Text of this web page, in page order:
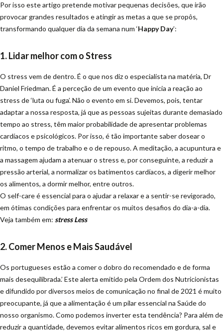
Por isso este artigo pretende motivar pequenas decisões, que irão
provocar grandes resultados e atingir as metas a que se propôs,
transformando qualquer dia da semana num ‘Happy Day’:
1. Lidar melhor com o Stress
O stress vem de dentro. É o que nos diz o especialista na matéria, Dr
Daniel Friedman. É a perceção de um evento que inicia a reação ao
stress de ‘luta ou fuga’. Não o evento em si. Devemos, pois, tentar
adaptar a nossa resposta, já que as pessoas sujeitas durante demasiado
tempo ao stress, têm maior probabilidade de apresentar problemas
cardíacos e psicológicos. Por isso, é tão importante saber dosear o
ritmo, o tempo de trabalho e o de repouso. A meditação, a acupuntura e
a massagem ajudam a atenuar o stress e, por conseguinte, a reduzir a
pressão arterial, a normalizar os batimentos cardíacos, a digerir melhor
os alimentos, a dormir melhor, entre outros.
O self-care é essencial para o ajudar a relaxar e a sentir-se revigorado,
em ótimas condições para enfrentar os muitos desafios do dia-a-dia.
Veja também em: stress Less
2. Comer Menos e Mais Saudável
Os portugueses estão a comer o dobro do recomendado e de forma
mais desequilibrada.’ Este alerta emitido pela Ordem dos Nutricionistas
e difundido por diversos meios de comunicação no final de 2021 é muito
preocupante, já que a alimentação é um pilar essencial na Saúde do
nosso organismo. Como podemos inverter esta tendência? Para além de
reduzir a quantidade, devemos evitar alimentos ricos em gordura, sal e